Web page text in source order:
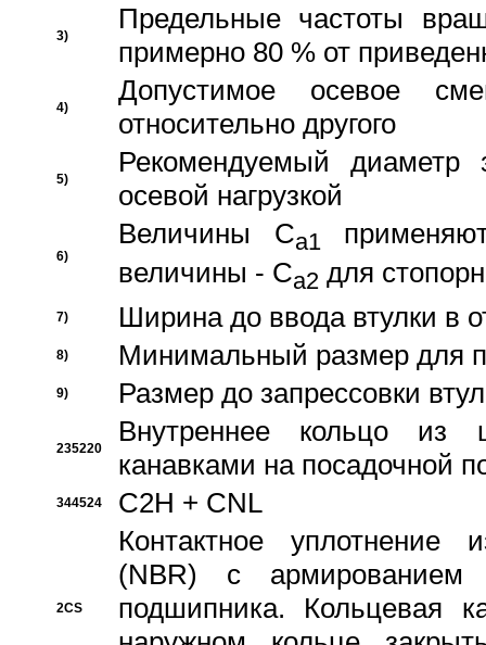
3)
Предельные частоты
примерно 80 % от
4)
Допустимое осевое
относительно другого
5)
Рекомендуемый диаметр
осевой нагрузкой
6)
Величины Ca1
величины - Ca2 для
7) Ширина до ввода втулки в
8) Минимальный размер для
9) Размер до запрессовки
235220
Внутреннее кольцо из
канавками на посадочной
344524 C2H + CNL
2CS
Контактное уплотнение
(NBR) с
подшипника. Кольцевая